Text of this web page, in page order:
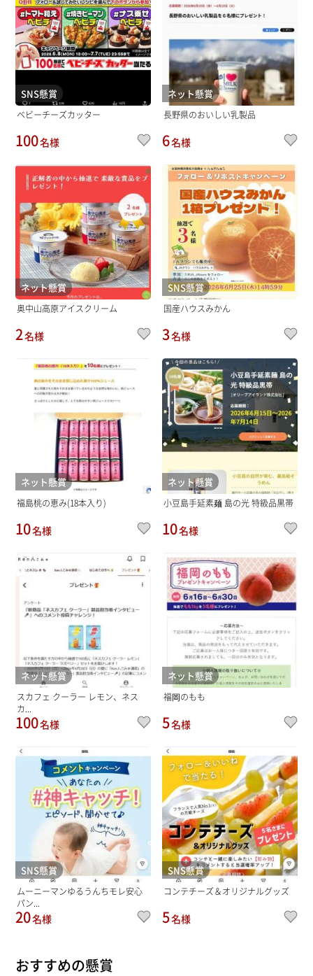
SNS懸賞
ベビーチーズカッター
100名様
ネット懸賞
長野県のおいしい乳製品
6名様
ネット懸賞
奥中山高原アイスクリーム
2名様
SNS懸賞
国産ハウスみかん
3名様
ネット懸賞
福島桃の恵み(18本入り)
10名様
ネット懸賞
小豆島手延素麺 島の光 特級品黒帯
10名様
ネット懸賞
スカフェ クーラー レモン、ネス
カ...
100名様
ネット懸賞
福岡のもも
5名様
SNS懸賞
ムーニーマンゆるうんちモレ安心
パン...
20名様
SNS懸賞
コンテチーズ＆オリジナルグッズ
5名様
おすすめの懸賞